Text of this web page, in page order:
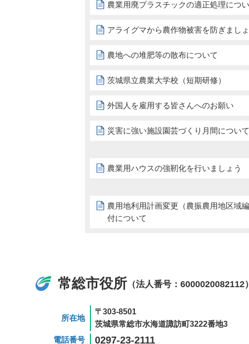
農業用廃プラスチックの適正処理につ
アライグマから農作物被害を防ぎまし
農地への堆肥等の散布について
茨城県立農業大学校（短期研修）
外国人を雇用する皆さんへのお願い
災害に強い施設園芸づくり月間について
農業用ハウスの強靭化を行いましょう
農用地利用計画変更（農振農用地区域
付について
常総市役所 （法人番号：6000020082112）
所在地
〒303-8501
茨城県常総市水海道諏訪町3222番地3
電話番号
0297-23-2111